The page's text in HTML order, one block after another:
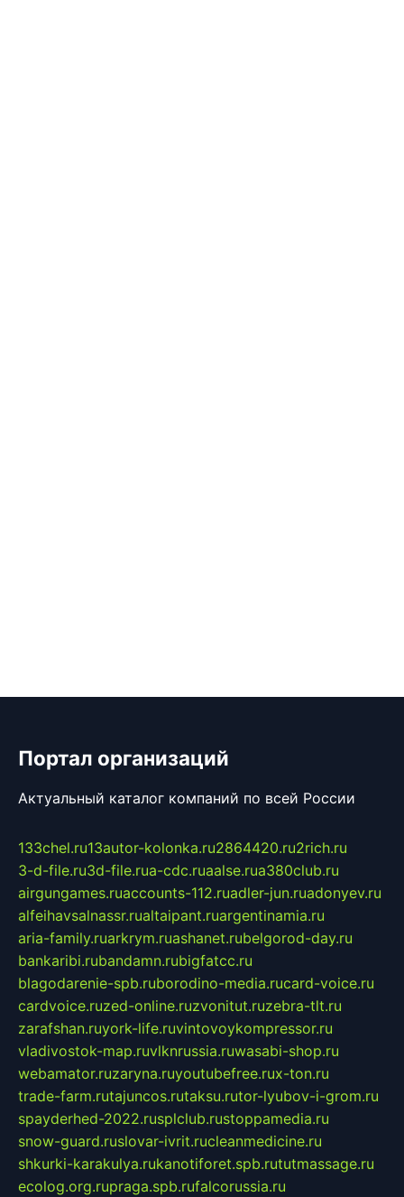
Портал организаций
Актуальный каталог компаний по всей России
133chel.ru13autor-kolonka.ru2864420.ru2rich.ru
3-d-file.ru3d-file.rua-cdc.ruaalse.rua380club.ru
airgungames.ruaccounts-112.ruadler-jun.ruadonyev.ru
alfeihavsalnassr.rualtaipant.ruargentinamia.ru
aria-family.ruarkrym.ruashanet.rubelgorod-day.ru
bankaribi.rubandamn.rubigfatcc.ru
blagodarenie-spb.ruborodino-media.rucard-voice.ru
cardvoice.ruzed-online.ruzvonitut.ruzebra-tlt.ru
zarafshan.ruyork-life.ruvintovoykompressor.ru
vladivostok-map.ruvlknrussia.ruwasabi-shop.ru
webamator.ruzaryna.ruyoutubefree.rux-ton.ru
trade-farm.rutajuncos.rutaksu.rutor-lyubov-i-grom.ru
spayderhed-2022.rusplclub.rustoppamedia.ru
snow-guard.ruslovar-ivrit.rucleanmedicine.ru
shkurki-karakulya.rukanotiforet.spb.rututmassage.ru
ecolog.org.rupraga.spb.rufalcorussia.ru